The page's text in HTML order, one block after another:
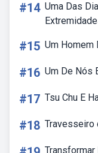
#14 Uma Das
#15 Um Homem
#16 Um De Nós
#17 Tsu Chu E
#18 Travesseiro